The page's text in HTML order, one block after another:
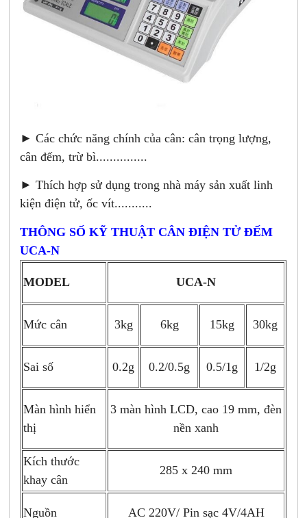
► Các chức năng chính của cân: cân trọng lượng,
cân đếm, trừ bì...............
► Thích hợp sử dụng trong nhà máy sản xuất linh
kiện điện tử, ốc vít...........
THÔNG SỐ KỸ THUẬT CÂN ĐIỆN TỬ ĐẾM
UCA-N
MODEL UCA-N
Mức cân 3kg 6kg 15kg 30kg
Sai số 0.2g 0.2/0.5g 0.5/1g 1/2g
Màn hình hiển
thị
3 màn hình LCD, cao 19 mm, đèn
nền xanh
Kích thước
khay cân
285 x 240 mm
Nguồn AC 220V/ Pin sạc 4V/4AH